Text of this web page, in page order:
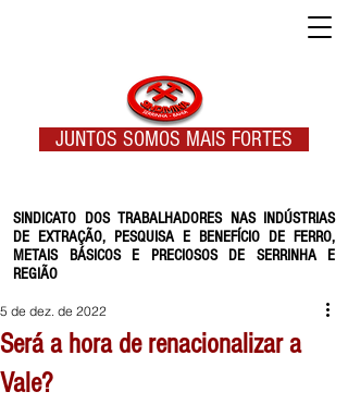
SINDICATO DOS TRABALHADORES NAS INDÚSTRIAS
DE EXTRAÇÃO, PESQUISA E BENEFÍCIO DE FERRO,
METAIS BÁSICOS E PRECIOSOS DE SERRINHA E
REGIÃO
JUNTOS SOMOS MAIS FORTES
Será a hora de renacionalizar a
Vale?
5 de dez. de 2022